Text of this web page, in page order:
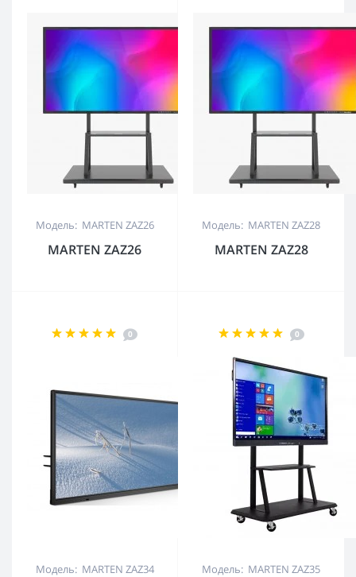
Модель: MARTEN ZAZ26
MARTEN ZAZ26
Модель: MARTEN ZAZ28
MARTEN ZAZ28
0
Модель: MARTEN ZAZ34
0
Модель: MARTEN ZAZ35